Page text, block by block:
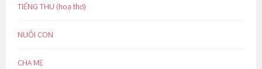
TIẾNG THU (hoạ thơ)
NUÔI CON
CHA MẸ